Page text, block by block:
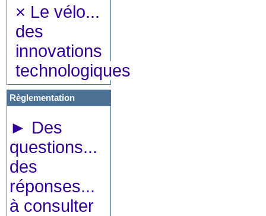
× Le vélo...
des
innovations
technologiques
Règlementation
► Des
questions...
des
réponses...
à consulter